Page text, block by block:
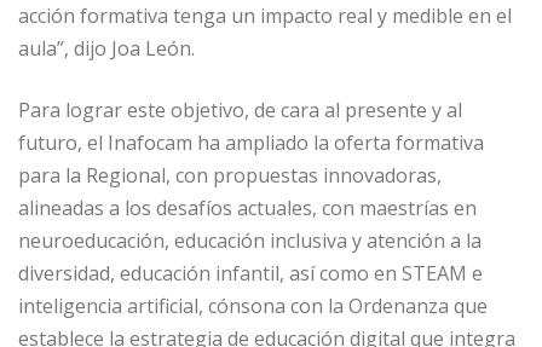
acción formativa tenga un impacto real y medible en el
aula”, dijo Joa León.
Para lograr este objetivo, de cara al presente y al
futuro, el Inafocam ha ampliado la oferta formativa
para la Regional, con propuestas innovadoras,
alineadas a los desafíos actuales, con maestrías en
neuroeducación, educación inclusiva y atención a la
diversidad, educación infantil, así como en STEAM e
inteligencia artificial, cónsona con la Ordenanza que
establece la estrategia de educación digital que integra